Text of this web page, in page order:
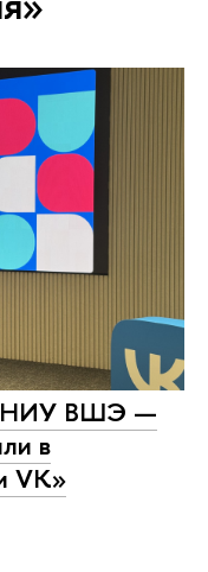
НИУ ВШЭ —
в
VK»